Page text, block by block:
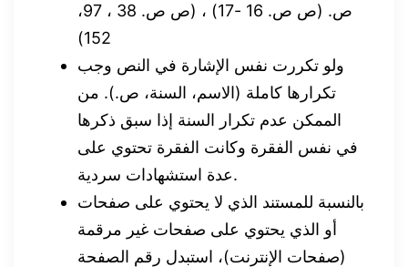
ص. (ص ص. 16 -17) ، (ص ص. 38 ، 97،
152)
ولو تكررت نفس الإشارة في النص وجب
تكرارها كاملة (الاسم، السنة، ص.). من
الممكن عدم تكرار السنة إذا سبق ذكرها
في نفس الفقرة وكانت الفقرة تحتوي على
عدة استشهادات سردية.
بالنسبة للمستند الذي لا يحتوي على صفحات
أو الذي يحتوي على صفحات غير مرقمة
(صفحات الإنترنت)، استبدل رقم الصفحة